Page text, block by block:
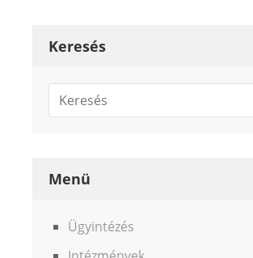
Keresés
Menü
Ügyintézés